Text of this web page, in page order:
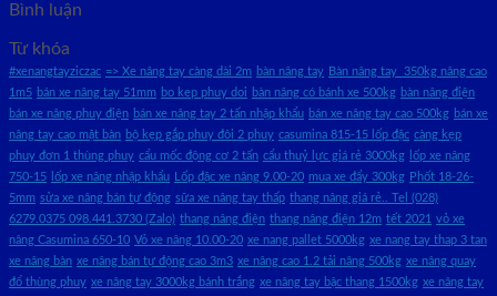
Bình luận
Từ khóa
#xenangtayziczac => Xe nâng tay càng dài 2m bàn nâng tay Bàn nâng tay 350kg nâng cao
1m5 bán xe nâng tay 51mm bo kep phuy doi bàn nâng có bánh xe 500kg bàn nâng điện
bán xe nâng phuy điện bán xe nâng tay 2 tấn nhập khẩu bán xe nâng tay cao 500kg bán xe
nâng tay cao mặt bàn bộ kẹp gắp phuy đôi 2 phuy casumina 815-15 lốp đặc càng kẹp
phuy đơn 1 thùng phuy cẩu mốc động cơ 2 tấn cẩu thuỷ lực giá rẻ 3000kg
lốp xe nâng
750-15
lốp xe nâng nhập khẩu Lốp đặc xe nâng 9.00-20 mua xe đẩy 300kg Phốt 18-26-
5mm sửa xe nâng bán tự động sữa xe nâng tay thấp thang nâng giá rẻ.. Tel (028)
6279.0375 098.441.3730 (Zalo) thang nâng điện thang nâng điện 12m tết 2021 vỏ xe
nâng Casumina 650-10 Vỏ xe nâng 10.00-20 xe nang pallet 5000kg xe nang tay thap 3 tan
xe nâng bàn xe nâng bán tự động cao 3m3 xe nâng cao 1.2 tải nâng 500kg xe nâng quay
đổ thùng phuy xe nâng tay 3000kg bánh trắng xe nâng tay bậc thang 1500kg xe nâng tay